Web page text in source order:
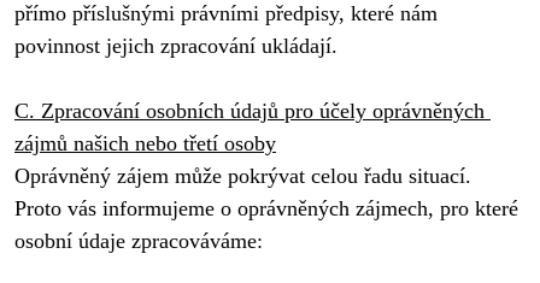
přímo příslušnými právními předpisy, které nám
povinnost jejich zpracování ukládají.
C. Zpracování osobních údajů pro účely oprávněných
zájmů našich nebo třetí osoby
Oprávněný zájem může pokrývat celou řadu situací.
Proto vás informujeme o oprávněných zájmech, pro které
osobní údaje zpracováváme: